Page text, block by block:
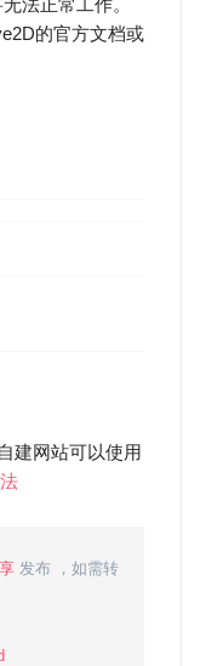
法正常工作。
的官方文档或
建网站可以使用
发布 ，如需转